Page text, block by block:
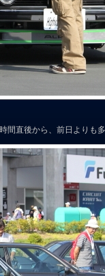
間直後から、前日よりも